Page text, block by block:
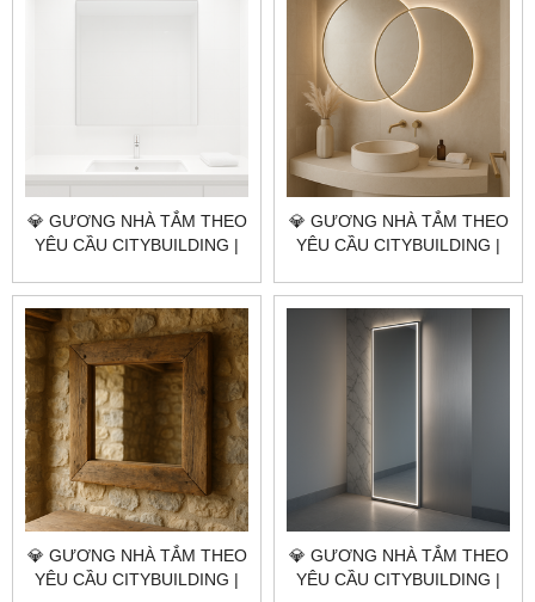
💎 GƯƠNG NHÀ TẮM THEO
YÊU CẦU CITYBUILDING |
GIÁ GƯƠNG NHÀ TẮM XÃ
BÌNH GIÃ TP.HCM
💎 GƯƠNG NHÀ TẮM THEO
YÊU CẦU CITYBUILDING |
GIÁ GƯƠNG NHÀ TẮM XÃ
NGÃI GIAO TP.HCM
💎 GƯƠNG NHÀ TẮM THEO
YÊU CẦU CITYBUILDING |
💎 GƯƠNG NHÀ TẮM THEO
YÊU CẦU CITYBUILDING |